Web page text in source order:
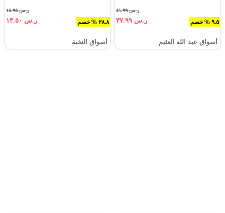
٩.٥ % خصم
ر.س ٤١.٩٩
ر.س ٣٧.٩٩
أسواق عبد الله العثيم
٢٨.٨ % خصم
ر.س ١٨.٩٥
ر.س ١٣.٥٠
أسواق النخبة